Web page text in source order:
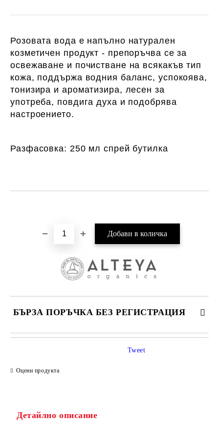
Розовата вода е напълно натурален
козметичен продукт - препоръчва се за
освежаване и почистване на всякакъв тип
кожа, поддържа водния баланс, успокоява,
тонизира и ароматизира, лесен за
употреба, повдига духа и подобрява
настроението.
Разфасовка: 250 мл спрей бутилка
БЪРЗА ПОРЪЧКА БЕЗ РЕГИСТРАЦИЯ
САМО ПОПЪЛНЕТЕ 1 ПОЛЕ
Ние ще се свържем с вас в рамките на работния ден.
Оцени продукта
Tweet
Детайлно описание